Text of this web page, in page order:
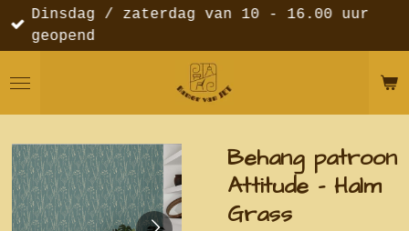
Ga
direct
de
Dinsdag / zaterdag van 10 - 16.00 uur
geopend
Behang patroon
Attitude - Halm
Grass